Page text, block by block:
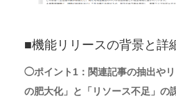
■機能リリースの背景と詳
◯ポイント1：関連記事の抽出や
の肥大化」と「リソース不足」の